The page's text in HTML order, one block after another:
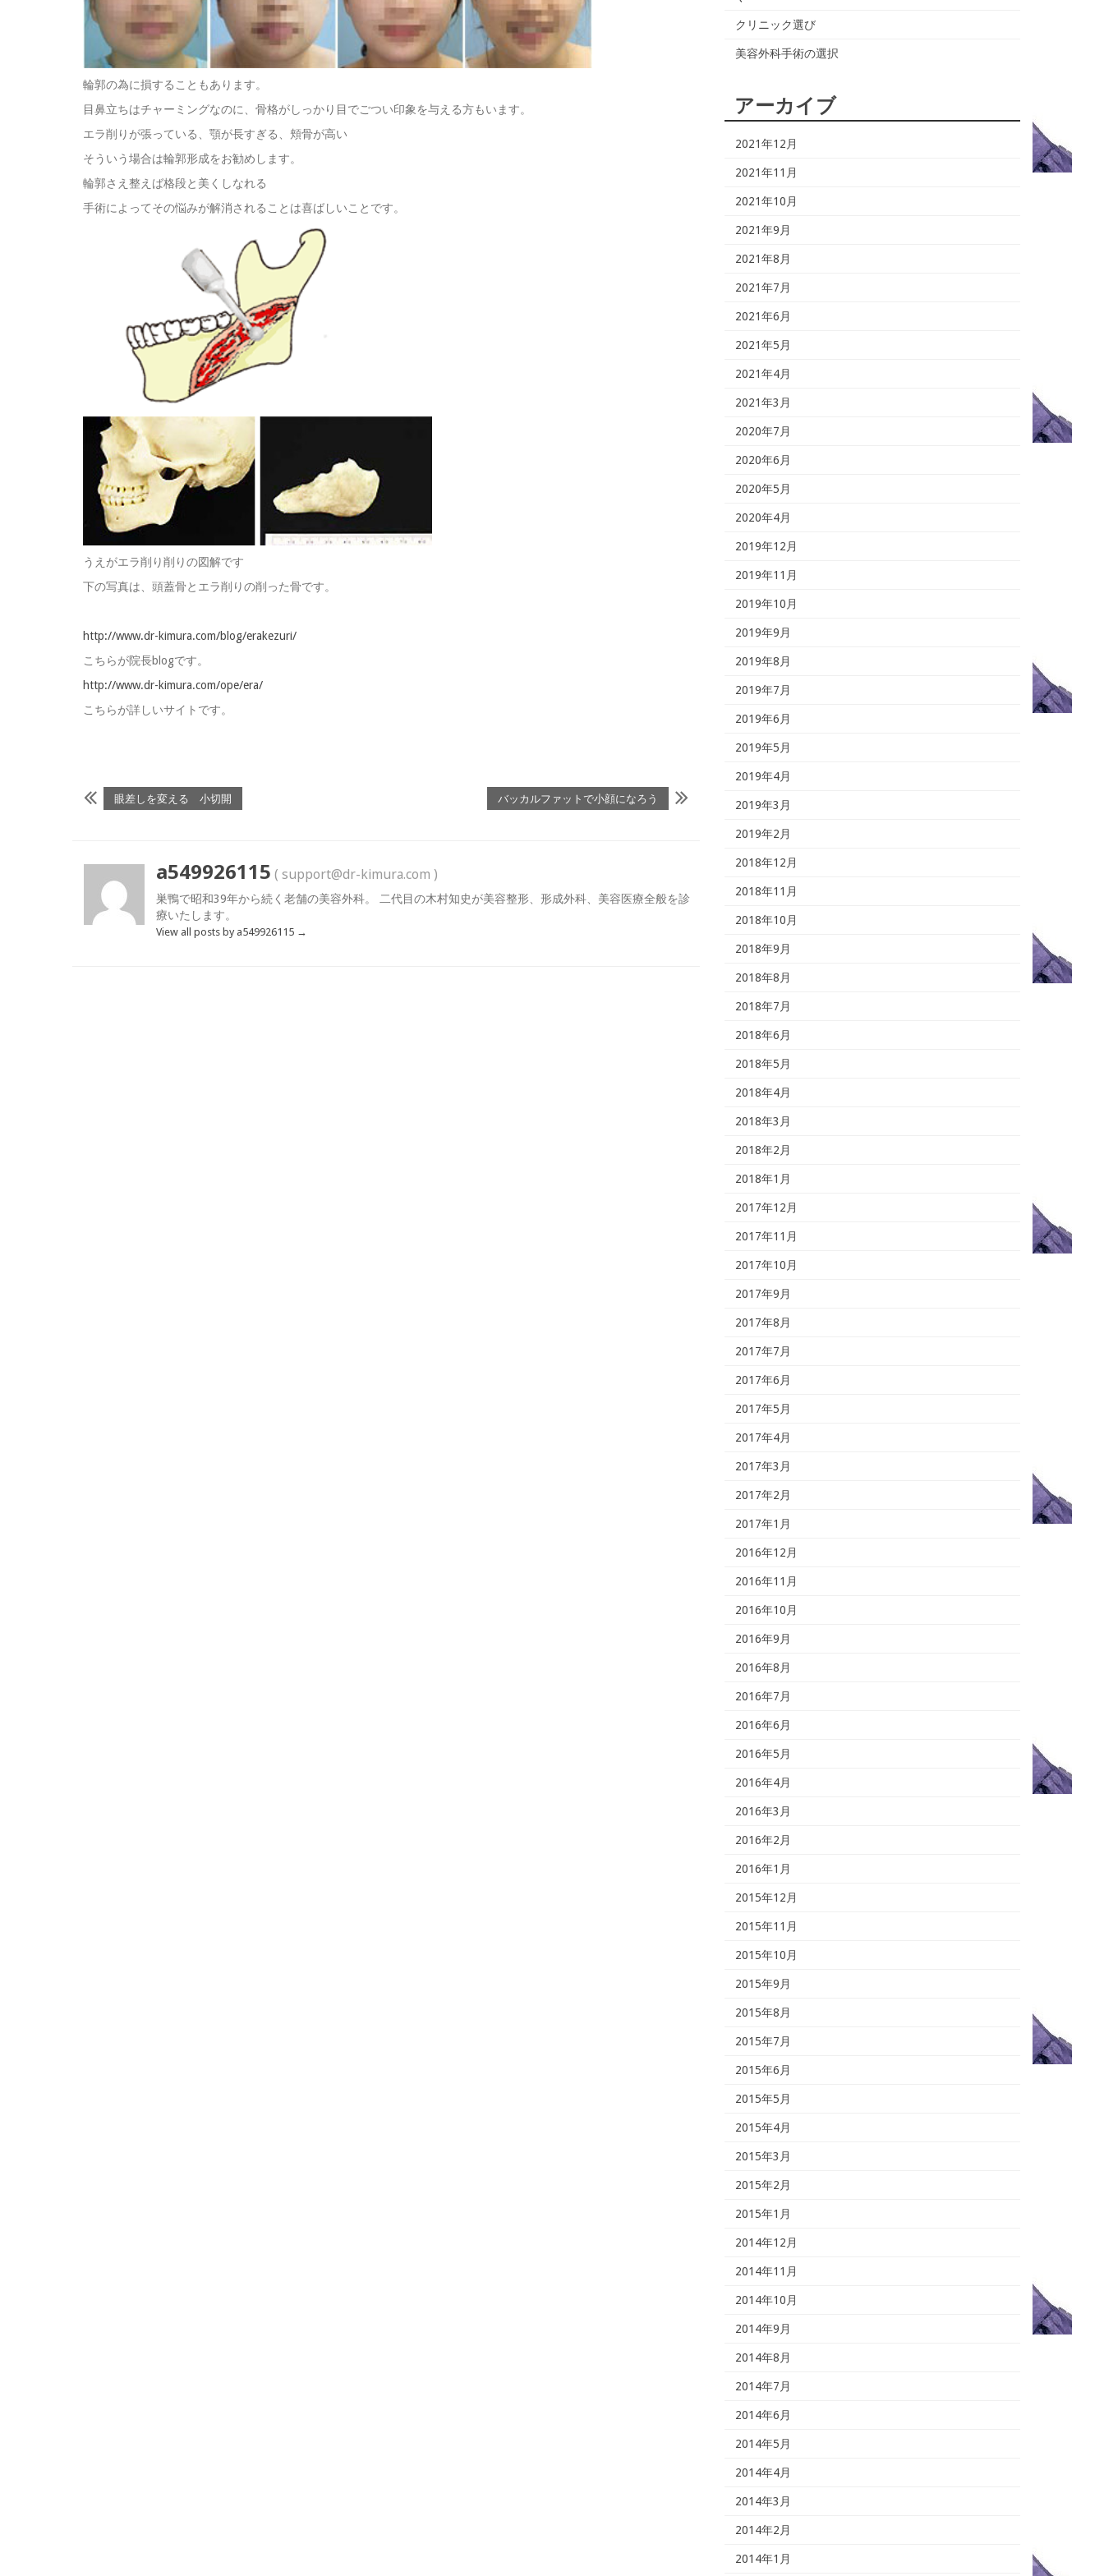
輪郭の為に損することもあります。
目鼻立ちはチャーミングなのに、骨格がしっかり目でごつい印象を与える方もいます。
エラ削りが張っている、顎が長すぎる、頬骨が高い
そういう場合は輪郭形成をお勧めします。
輪郭さえ整えば格段と美くしなれる
手術によってその悩みが解消されることは喜ばしいことです。
うえがエラ削り削りの図解です
下の写真は、頭蓋骨とエラ削りの削った骨です。
http://www.dr-kimura.com/blog/erakezuri/
こちらが院長blogです。
http://www.dr-kimura.com/ope/era/
こちらが詳しいサイトです。
眼差しを変える 小切開 バッカルファットで小顔になろう
a549926115 ( support@dr-kimura.com )
巣鴨で昭和39年から続く老舗の美容外科。 二代目の木村知史が美容整形、形成外科、美容医療全般を診
療いたします。
View all posts by a549926115 →
クリニック選び
美容外科手術の選択
アーカイブ
2021年12月
2021年11月
2021年10月
2021年9月
2021年8月
2021年7月
2021年6月
2021年5月
2021年4月
2021年3月
2020年7月
2020年6月
2020年5月
2020年4月
2019年12月
2019年11月
2019年10月
2019年9月
2019年8月
2019年7月
2019年6月
2019年5月
2019年4月
2019年3月
2019年2月
2018年12月
2018年11月
2018年10月
2018年9月
2018年8月
2018年7月
2018年6月
2018年5月
2018年4月
2018年3月
2018年2月
2018年1月
2017年12月
2017年11月
2017年10月
2017年9月
2017年8月
2017年7月
2017年6月
2017年5月
2017年4月
2017年3月
2017年2月
2017年1月
2016年12月
2016年11月
2016年10月
2016年9月
2016年8月
2016年7月
2016年6月
2016年5月
2016年4月
2016年3月
2016年2月
2016年1月
2015年12月
2015年11月
2015年10月
2015年9月
2015年8月
2015年7月
2015年6月
2015年5月
2015年4月
2015年3月
2015年2月
2015年1月
2014年12月
2014年11月
2014年10月
2014年9月
2014年8月
2014年7月
2014年6月
2014年5月
2014年4月
2014年3月
2014年2月
2014年1月